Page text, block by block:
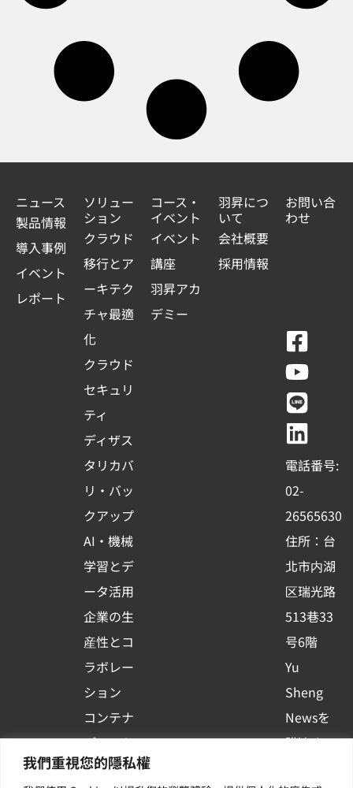
我們重視您的隱私權
ニュース
製品情報
導入事例
イベント
レポート
ソリュー
ション
クラウド
移行とア
ーキテク
チャ最適
化
クラウド
セキュリ
ティ
ディザス
タリカバ
リ・バッ
クアップ
AI・機械
学習とデ
ータ活用
企業の生
産性とコ
ラボレー
ション
コンテナ
プラット
フォーム
コース・
イベント
イベント
講座
羽昇アカ
デミー
羽昇につ
いて
会社概要
採用情報
お問い合
わせ
F
a
c
e
b
o
o
k
-
s
q
u
a
r
e
Y
o
u
t
u
b
e
L
i
n
e
L
i
n
k
e
d
i
n
電話番号:
02-
26565630
住所：台
北市内湖
区瑞光路
513巷33
号6階
Yu
Sheng
Newsを
購読する